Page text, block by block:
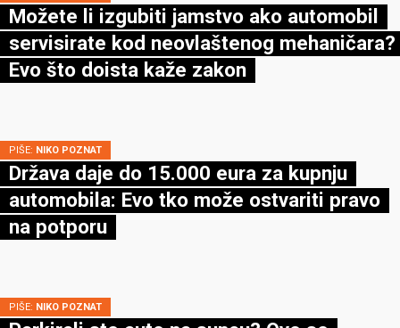
Možete li izgubiti jamstvo ako automobil
servisirate kod neovlaštenog mehaničara?
Evo što doista kaže zakon
PIŠE: NIKO POZNAT
Država daje do 15.000 eura za kupnju
automobila: Evo tko može ostvariti pravo
na potporu
PIŠE: NIKO POZNAT